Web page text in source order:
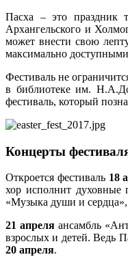
Пасха – это праздник
Архангельского и
может внести свою
максимально
Фестиваль не
в библиотеке им.
фестиваль, который
Концерты
Откроется фестиваль 18
хор исполнит духовные
«Музыка души и
21 апреля ансамбль
взрослых и детей. Ведь
20 апреля.